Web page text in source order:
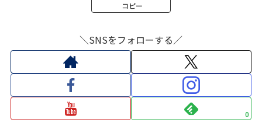
コピー
＼SNSをフォローする／
0